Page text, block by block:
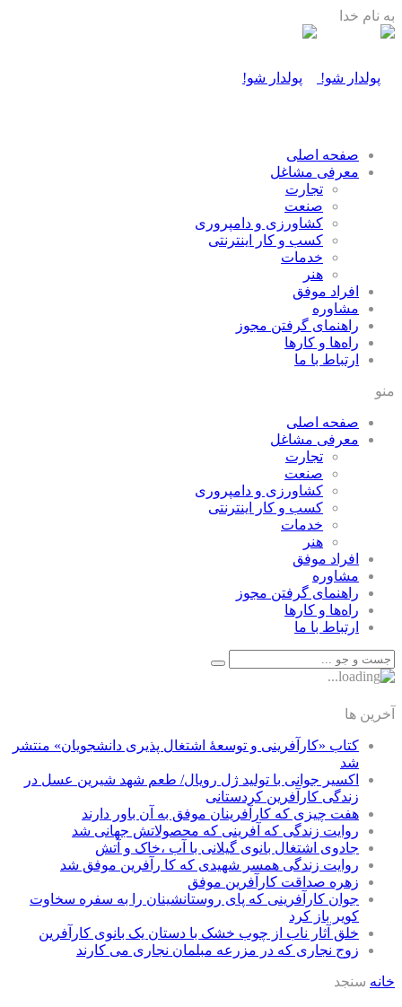
به نام خدا
صفحه اصلی
معرفی مشاغل
تجارت
صنعت
كشاورزی و دامپروری
كسب و كار اينترنتی
خدمات
هنر
افراد موفق
مشاوره
راهنمای گرفتن مجوز
راه‌ها و كارها
ارتباط با ما
منو
صفحه اصلی
معرفی مشاغل
تجارت
صنعت
كشاورزی و دامپروری
كسب و كار اينترنتی
خدمات
هنر
افراد موفق
مشاوره
راهنمای گرفتن مجوز
راه‌ها و كارها
ارتباط با ما
آخرین ها
کتاب «کارآفرینی و توسعۀ اشتغال پذیری دانشجویان» منتشر
شد
اکسیر جوانی با تولید ژل رویال/ طعم شهد شیرین عسل‌ در
زندگی کارآفرین کردستانی
هفت چیزی که کارآفرینان موفق به آن باور دارند
روایت زندگی که آفرینی که محصولاتش جهانی شد
جادوی اشتغال بانوی گیلانی با آب ،خاک و آتش
روایت زندگی همسر شهیدی که کا رآفرین موفق شد
زهره صداقت کارآفرین موفق
جوان کارآفرینی که پای روستانشینان را به سفره سخاوت
کویر باز کرد
خلق آثار ناب از چوب خشک با دستان یک بانوی کارآفرین
زوج نجاری که در مزرعه مبلمان نجاری می کارند
خانه سنجد